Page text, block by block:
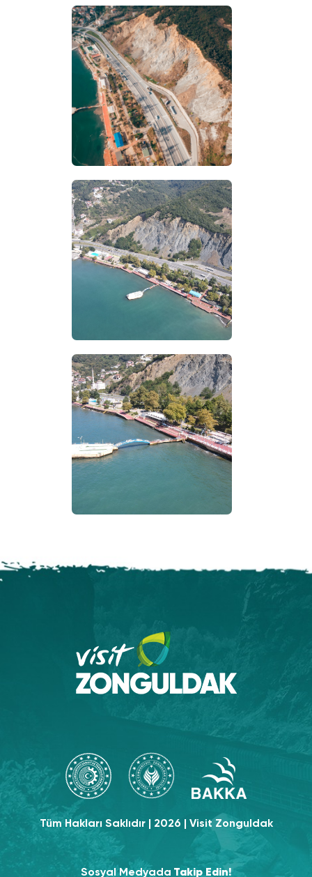
Tüm Hakları Saklıdır | 2026 | Visit Zonguldak
Sosyal Medyada Takip Edin!